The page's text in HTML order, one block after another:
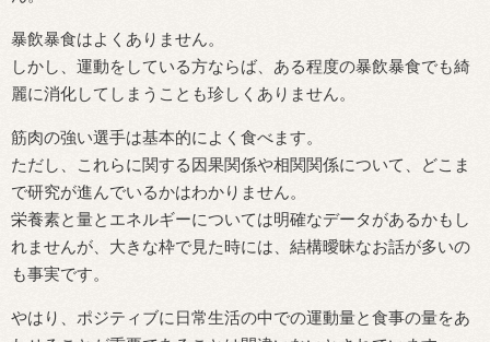
暴飲暴食はよくありません。
しかし、運動をしている方ならば、ある程度の暴飲暴食でも綺
麗に消化してしまうことも珍しくありません。
筋肉の強い選手は基本的によく食べます。
ただし、これらに関する因果関係や相関関係について、どこま
で研究が進んでいるかはわかりません。
栄養素と量とエネルギーについては明確なデータがあるかもし
れませんが、大きな枠で見た時には、結構曖昧なお話が多いの
も事実です。
やはり、ポジティブに日常生活の中での運動量と食事の量をあ